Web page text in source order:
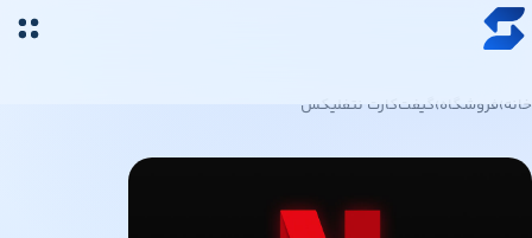
پرش به محتوای اصلی
قیمت ارز دیجیتال
فروشگاه
خانه›فروشگاه›گیفت‌کارت نتفلیکس